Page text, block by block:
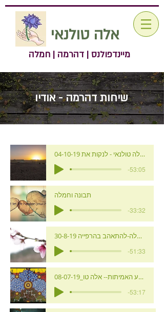
אלה טולנאי
שיחות דהרמה - אודיו
04-10-19 עין דור - אלה טולנאי - לנקות את
-53:05
תבונה וחמלה
-33:32
30-8-19 עין דור-אלה-להתאהב בהרפייה.mp3
-51:33
08-07-19_הכל כלול- ארבע האמיתות-- אלה טו
-53:17